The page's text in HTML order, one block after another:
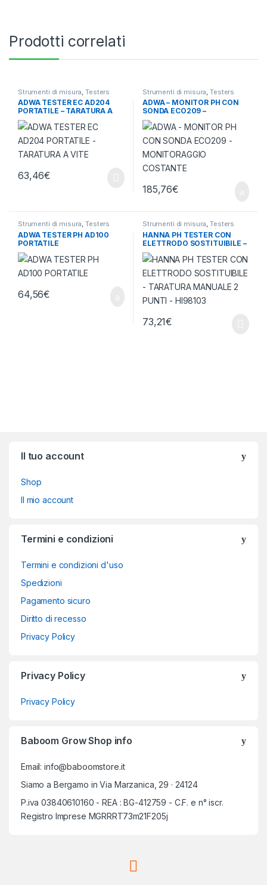
Prodotti correlati
Strumenti di misura ,Testers
termometri e igrometri
ADWA TESTER EC AD204
PORTATILE – TARATURA A
VITE
63,46€
Strumenti di misura ,Testers
termometri e igrometri
ADWA – MONITOR PH CON
SONDA ECO209 –
MONITORAGGIO COSTANTE
185,76€
Strumenti di misura,Testers
termometri e igrometri
ADWA TESTER PH AD100
PORTATILE
64,56€
Strumenti di misura,Testers
termometri e igrometri
HANNA PH TESTER CON
ELETTRODO SOSTITUIBILE –
TARATURA MANUALE 2
PUNTI – HI98103
73,21€
Il tuo account
Shop
Il mio account
Termini e condizioni
Termini e condizioni d'uso
Spedizioni
Pagamento sicuro
Diritto di recesso
Privacy Policy
Privacy Policy
Privacy Policy
Baboom Grow Shop info
Email: info@baboomstore.it
Siamo a Bergamo in Via Marzanica, 29 · 24124
P.iva 03840610160 - REA : BG-412759 - C.F. e n° iscr.
Registro Imprese MGRRRT73m21F205j